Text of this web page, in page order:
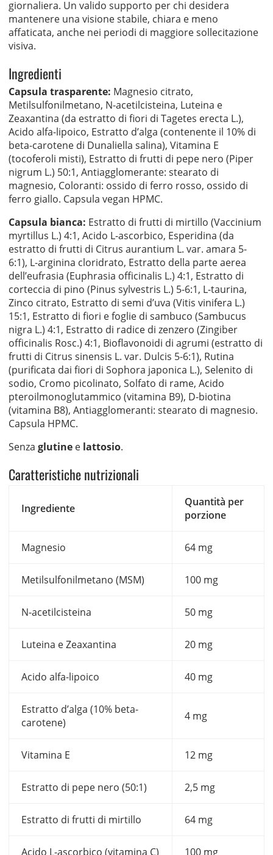
giornaliera. Un valido supporto per chi desidera
mantenere una visione stabile, chiara e meno
affaticata, anche nei periodi di maggiore sollecitazione
visiva.
Ingredienti
Capsula trasparente: Magnesio citrato,
Metilsulfonilmetano, N-acetilcisteina, Luteina e
Zeaxantina (da estratto di fiori di Tagetes erecta L.),
Acido alfa-lipoico, Estratto d’alga (contenente il 10% di
beta-carotene di Dunaliella salina), Vitamina E
(tocoferoli misti), Estratto di frutti di pepe nero (Piper
nigrum L.) 50:1, Antiagglomerante: stearato di
magnesio, Coloranti: ossido di ferro rosso, ossido di
ferro giallo. Capsula vegan HPMC.
Capsula bianca: Estratto di frutti di mirtillo (Vaccinium
myrtillus L.) 4:1, Acido L-ascorbico, Esperidina (da
estratto di frutti di Citrus aurantium L. var. amara 5-
6:1), L-arginina cloridrato, Estratto della parte aerea
dell’eufrasia (Euphrasia officinalis L.) 4:1, Estratto di
corteccia di pino (Pinus sylvestris L.) 5-6:1, L-taurina,
Zinco citrato, Estratto di semi d’uva (Vitis vinifera L.)
15:1, Estratto di fiori e foglie di sambuco (Sambucus
nigra L.) 4:1, Estratto di radice di zenzero (Zingiber
officinalis Rosc.) 4:1, Bioflavonoidi di agrumi (estratto di
frutti di Citrus sinensis L. var. Dulcis 5-6:1), Rutina
(purificata dai fiori di Sophora japonica L.), Selenito di
sodio, Cromo picolinato, Solfato di rame, Acido
pteroilmonoglutammico (vitamina B9), D-biotina
(vitamina B8), Antiagglomeranti: stearato di magnesio.
Capsula HPMC.
Senza glutinee lattosio.
Caratteristiche nutrizionali
Ingrediente
Quantità per
porzione
Magnesio 64 mg
Metilsulfonilmetano (MSM) 100 mg
N-acetilcisteina 50 mg
Luteina e Zeaxantina 20 mg
Acido alfa-lipoico 40 mg
Estratto d’alga (10% beta-
carotene)
4 mg
Vitamina E 12 mg
Estratto di pepe nero (50:1) 2,5 mg
Estratto di frutti di mirtillo 64 mg
Acido L-ascorbico (vitamina C) 100 mg